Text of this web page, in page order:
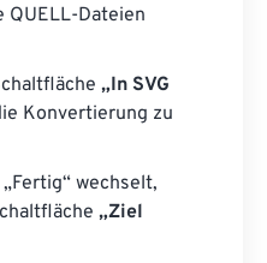
QUELL-Dateien
„In SVG
Konvertierung zu
wechselt,
„Ziel